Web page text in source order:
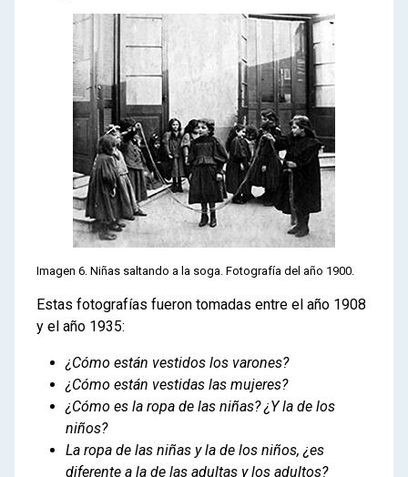
Imagen 6. Niñas saltando a la soga. Fotografía del año 1900.
Estas fotografías fueron tomadas entre el año 1908
y el año 1935:
¿Cómo están vestidos los varones?
¿Cómo están vestidas las mujeres?
¿Cómo es la ropa de las niñas? ¿Y la de los
niños?
La ropa de las niñas y la de los niños, ¿es
diferente a la de las adultas y los adultos?